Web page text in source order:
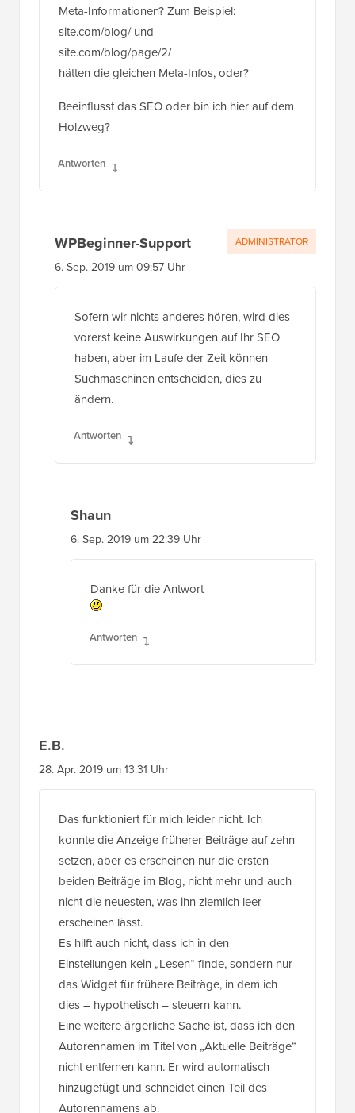
Meta-Informationen? Zum Beispiel:
site.com/blog/ und
site.com/blog/page/2/
hätten die gleichen Meta-Infos, oder?
Beeinflusst das SEO oder bin ich hier auf dem
Holzweg?
Antworten
WPBeginner-Support
6. Sep. 2019 um 09:57 Uhr
Sofern wir nichts anderes hören, wird dies
vorerst keine Auswirkungen auf Ihr SEO
haben, aber im Laufe der Zeit können
Suchmaschinen entscheiden, dies zu
ändern.
Antworten
ADMINISTRATOR
Shaun
6. Sep. 2019 um 22:39 Uhr
Danke für die Antwort
Antworten
E.B.
28. Apr. 2019 um 13:31 Uhr
Das funktioniert für mich leider nicht. Ich
konnte die Anzeige früherer Beiträge auf zehn
setzen, aber es erscheinen nur die ersten
beiden Beiträge im Blog, nicht mehr und auch
nicht die neuesten, was ihn ziemlich leer
erscheinen lässt.
Es hilft auch nicht, dass ich in den
Einstellungen kein „Lesen“ finde, sondern nur
das Widget für frühere Beiträge, in dem ich
dies – hypothetisch – steuern kann.
Eine weitere ärgerliche Sache ist, dass ich den
Autorennamen im Titel von „Aktuelle Beiträge“
nicht entfernen kann. Er wird automatisch
hinzugefügt und schneidet einen Teil des
Autorennamens ab.